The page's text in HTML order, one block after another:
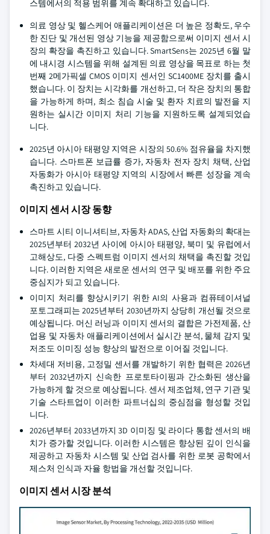
스템에서의 적용 범위를 계속 확대하고 있습니다.
의료 영상 및 헬스케어 애플리케이션은 더 높은 정확도, 우수
한 진단 및 개선된 영상 기능을 제공함으로써 이미지 센서 시
장의 확장을 촉진하고 있습니다. SmartSens는 2025년 6월 말
에 내시경 시스템을 위해 설계된 의료 영상을 목표로 하는 첫
번째 2메가픽셀 CMOS 이미지 센서인 SC1400ME 장치를 출시
했습니다. 이 장치는 시각화를 개선하고, 더 작은 장치의 통합
을 가능하게 하며, 최소 침습 시술 및 환자 치료의 발전을 지
원하는 실시간 이미지 처리 기능을 지원하도록 설계되었습
니다.
2025년 아시아 태평양 지역은 시장의 50.6% 점유율을 차지했
습니다. 스마트폰 보급률 증가, 자동차 전자 장치 채택, 산업
자동화가 아시아 태평양 지역의 시장에서 빠른 성장을 계속
촉진하고 있습니다.
이미지 센서 시장 동향
스마트 시티 이니셔티브, 자동차 ADAS, 산업 자동화의 확대는
2025년부터 2032년 사이에 아시아 태평양, 북미 및 유럽에서
고해상도, 다중 스펙트럼 이미지 센서의 채택을 촉진할 것입
니다. 이러한 지역은 새로운 센서의 연구 및 배포를 위한 주요
중심지가 되고 있습니다.
이미지 처리를 향상시키기 위한 AI의 사용과 컴퓨테이셔널
포토그래피는 2025년부터 2030년까지 상당히 개선될 것으로
예상됩니다. 머신 러닝과 이미지 센서의 결합은 가전제품, 산
업용 및 자동차 애플리케이션에서 실시간 분석, 물체 감지 및
저조도 이미징 성능 향상의 발전으로 이어질 것입니다.
차세대 저비용, 고정밀 센서를 개발하기 위한 협력은 2026년
부터 2032년까지 신속한 프로토타이핑과 간소화된 생산을
가능하게 할 것으로 예상됩니다. 센서 제조업체, 연구 기관 및
기술 스타트업이 이러한 파트너십의 중심점을 형성할 것입
니다.
2026년부터 2033년까지 3D 이미징 및 라이다 통합 센서의 배
치가 증가할 것입니다. 이러한 시스템은 향상된 깊이 인식을
제공하고 자동차 시스템 및 산업 검사를 위한 로봇 공학에서
제스처 인식과 자율 항법을 개선할 것입니다.
이미지 센서 시장 분석